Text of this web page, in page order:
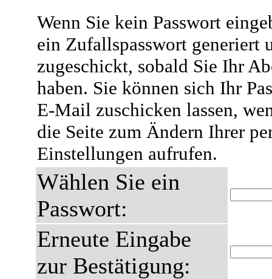
Wenn Sie kein Passwort
ein Zufallspasswort generiert
zugeschickt, sobald Sie Ihr
haben. Sie können sich Ihr
E-Mail zuschicken lassen,
die Seite zum Ändern Ihrer
Einstellungen aufrufen.
Wählen Sie ein
Passwort:
Erneute Eingabe
zur Bestätigung: